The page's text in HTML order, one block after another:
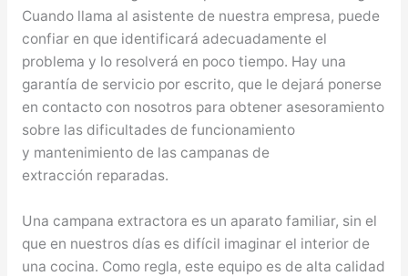
Cuando llama al asistente de nuestra empresa, puede
confiar en que identificará adecuadamente el
problema y lo resolverá en poco tiempo. Hay una
garantía de servicio por escrito, que le dejará ponerse
en contacto con nosotros para obtener asesoramiento
sobre las dificultades de funcionamiento
y mantenimiento de las campanas de
extracción reparadas.
Una campana extractora es un aparato familiar, sin el
que en nuestros días es difícil imaginar el interior de
una cocina. Como regla, este equipo es de alta calidad